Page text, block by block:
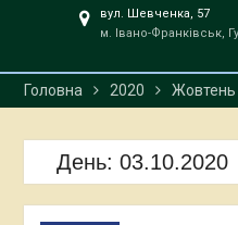
вул. Шевченка, 57
м. Івано-Франківськ,
Головна 2020 Жовтень
День: 03.10.2020